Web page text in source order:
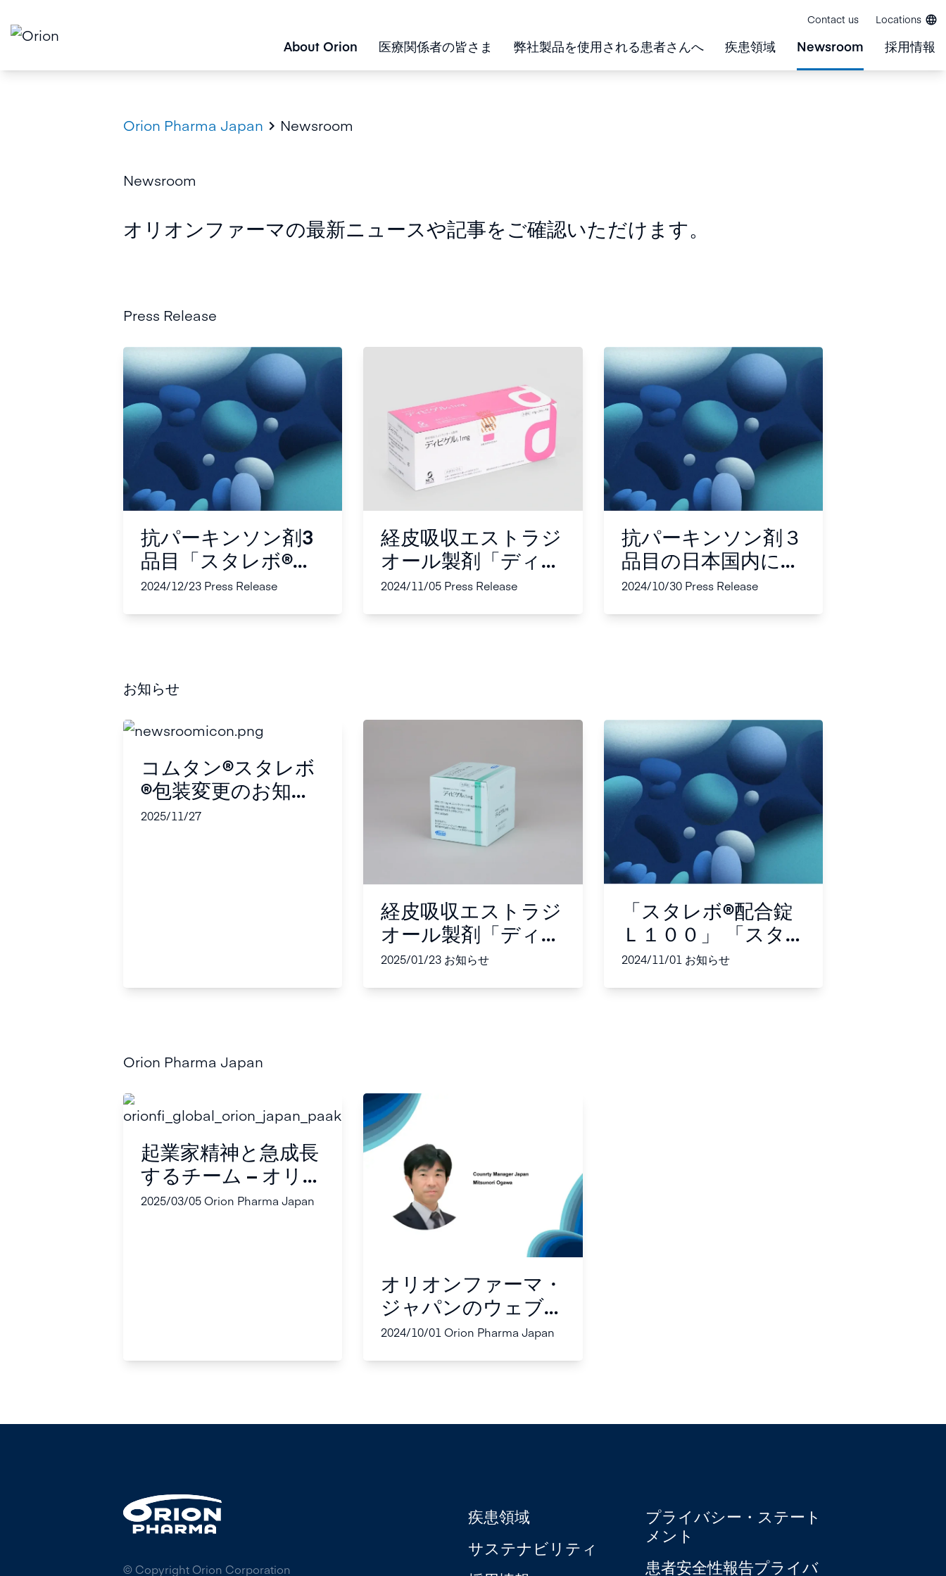
Contact us Locations
About Orion 医療関係者の皆さま 弊社製品を使用される患者さんへ 疾患領域 Newsroom 採用情報
Orion Pharma Japan  Newsroom
Newsroom
オリオンファーマの最新ニュースや記事をご確認いただけます。
Press Release
抗パーキンソン剤3
品目「スタレボ®配
合錠L50」および
開始のお知らせ
2024/12/23 Press Release
経皮吸収エストラジ
オール製剤「ディビ
ゲル®１ｍｇ」の 販
2024/11/05 Press Release
抗パーキンソン剤３
品目の日本国内にお
ける製造販売承認の
2024/10/30 Press Release
お知らせ
コムタン®スタレボ
®包装変更のお知ら
せ
2025/11/27
経皮吸収エストラジ
オール製剤「ディビ
ゲル®１ｍｇ」包装
2025/01/23 お知らせ
「スタレボ®配合錠
Ｌ１００」 「スタ
レボ®配合錠Ｌ５
2024/11/01 お知らせ
Orion Pharma Japan
起業家精神と急成長
するチーム – オリオ
ンファーマ・ジャパ
2025/03/05 Orion Pharma Japan
オリオンファーマ・
ジャパンのウェブサ
イトへようこそ！
2024/10/01 Orion Pharma Japan
© Copyright Orion Corporation
疾患領域
サステナビリティ
プライバシー・ステート
メント
患者安全性報告プライバ